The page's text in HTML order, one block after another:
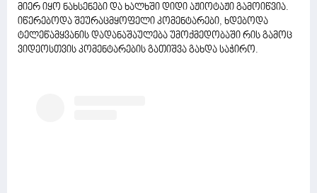
მიერ იყო ნახსენები და ხალხში დიდი აჟიოტაჟი გამოიწვია.
იწერებოდა შეურაცმყოფელი კომენტარები, ხდებოდა
ტელეწამყვანის დადანაშაულება უმოქმედობაში რის გამოც
ვიდეოსთვის კომენტარების გათიშვა გახდა საჭირო.